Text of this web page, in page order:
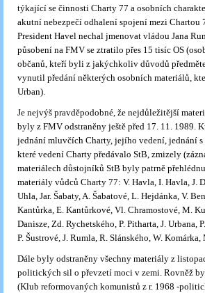
týkající se činnosti Charty 77 a osobních
akutní nebezpečí odhalení spojení mezi Chartou
President Havel nechal jmenovat vládou Jana
působení na FMV se ztratilo přes 15 tisíc OS
občanů, kteří byli z jakýchkoliv důvodů
vynutil předání některých osobních materiálů,
Urban).
Je nejvýš pravděpodobné, že nejdůležitější
byly z FMV odstraněny ještě před 17. 11. 1989.
jednání mluvčích Charty, jejího vedení, jednání
které vedení Charty předávalo StB, zmizely
materiálech důstojníků StB byly patrně
materiály vůdců Charty 77: V. Havla, I. Havla, J.
Uhla, Jar. Šabaty, A. Šabatové, L. Hejdánka, V.
Kantůrka, E. Kantůrkové, Vl. Chramostové, M.
Danisze, Zd. Rychetského, P. Pitharta, J. Urbana,
P. Šustrové, J. Rumla, R. Slánského, W.
Dále byly odstraněny všechny materiály z
politických sil o převzetí moci v zemi. Rovněž
(Klub reformovaných komunistů z r. 1968 -